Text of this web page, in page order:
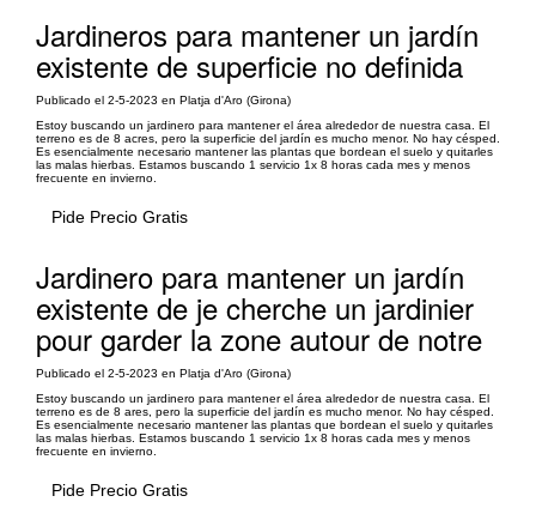
Jardineros para mantener un jardín
existente de superficie no definida
Publicado el 2-5-2023 en Platja d'Aro (Girona)
Estoy buscando un jardinero para mantener el área alrededor de nuestra casa. El
terreno es de 8 acres, pero la superficie del jardín es mucho menor. No hay césped.
Es esencialmente necesario mantener las plantas que bordean el suelo y quitarles
las malas hierbas. Estamos buscando 1 servicio 1x 8 horas cada mes y menos
frecuente en invierno.
Pide Precio Gratis
Jardinero para mantener un jardín
existente de je cherche un jardinier
pour garder la zone autour de notre
Publicado el 2-5-2023 en Platja d'Aro (Girona)
Estoy buscando un jardinero para mantener el área alrededor de nuestra casa. El
terreno es de 8 ares, pero la superficie del jardín es mucho menor. No hay césped.
Es esencialmente necesario mantener las plantas que bordean el suelo y quitarles
las malas hierbas. Estamos buscando 1 servicio 1x 8 horas cada mes y menos
frecuente en invierno.
Pide Precio Gratis